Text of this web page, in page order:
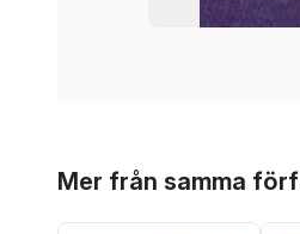
Mer från samma